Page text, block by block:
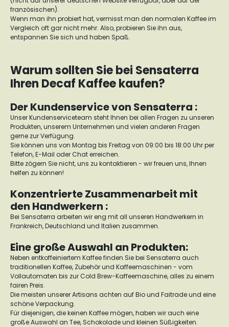
französischen).
Wenn man ihn probiert hat, vermisst man den normalen Kaffee im
Vergleich oft gar nicht mehr. Also, probieren Sie ihn aus,
entspannen Sie sich und haben Spaß.
Warum sollten Sie bei Sensaterra
Ihren Decaf Kaffee kaufen?
Der Kundenservice von Sensaterra :
Unser Kundenserviceteam steht Ihnen bei allen Fragen zu unseren
Produkten, unserem Unternehmen und vielen anderen Fragen
gerne zur Verfügung.
Sie können uns von Montag bis Freitag von 09:00 bis 18:00 Uhr per
Telefon, E-Mail oder Chat erreichen.
Bitte zögern Sie nicht, uns zu kontaktieren - wir freuen uns, Ihnen
helfen zu können!
Konzentrierte Zusammenarbeit mit
den Handwerkern :
Bei Sensaterra arbeiten wir eng mit all unseren Handwerkern in
Frankreich, Deutschland und Italien zusammen.
Eine große Auswahl an Produkten:
Neben entkoffeiniertem Kaffee finden Sie bei Sensaterra auch
traditionellen Kaffee, Zubehör und Kaffeemaschinen - vom
Vollautomaten bis zur Cold Brew-Kaffeemaschine, alles zu einem
fairen Preis.
Die meisten unserer Artisans achten auf Bio und Faitrade und eine
schöne Verpackung.
Für diejenigen, die keinen Kaffee mögen, haben wir auch eine
große Auswahl an Tee, Schokolade und kleinen Süßigkeiten.